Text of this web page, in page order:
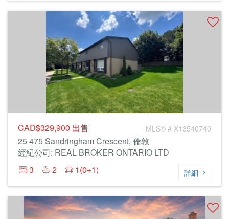
CAD$329,900 出售 MLS® # X13540740
25 475 Sandringham Crescent, 倫敦
經紀公司: REAL BROKER ONTARIO LTD
3
2 1(0+1) 詳細